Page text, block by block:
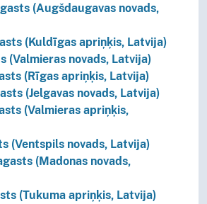
(Augšdaugavas novads,
(Kuldīgas apriņķis, Latvija)
(Valmieras novads, Latvija)
(Rīgas apriņķis, Latvija)
(Jelgavas novads, Latvija)
(Valmieras apriņķis,
(Ventspils novads, Latvija)
(Madonas novads,
(Tukuma apriņķis, Latvija)